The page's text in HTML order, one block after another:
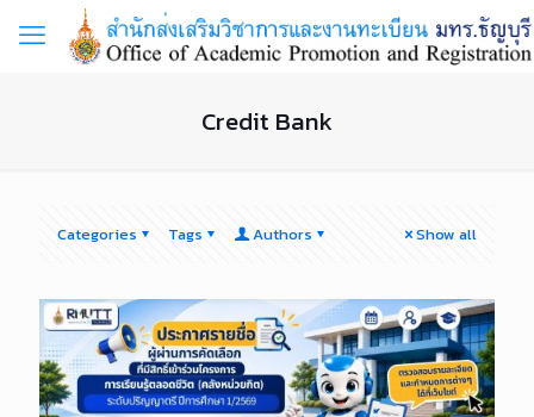
Credit Bank
Categories Tags Authors Show all